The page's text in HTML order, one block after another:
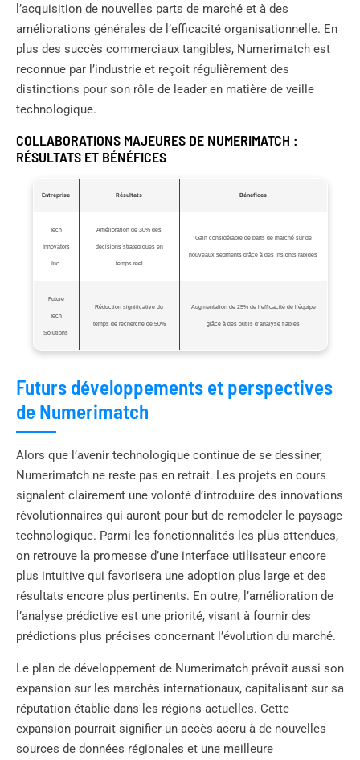
l’acquisition de nouvelles parts de marché et à des
améliorations générales de l’efficacité organisationnelle. En
plus des succès commerciaux tangibles, Numerimatch est
reconnue par l’industrie et reçoit régulièrement des
distinctions pour son rôle de leader en matière de veille
technologique.
COLLABORATIONS MAJEURES DE NUMERIMATCH :
RÉSULTATS ET BÉNÉFICES
Entreprise Résultats Bénéfices
Tech
Innovators
Inc.
Amélioration de 30% des
décisions stratégiques en
temps réel
Gain considérable de parts de marché sur de
nouveaux segments grâce à des insights rapides
Future
Tech
Solutions
Réduction significative du
temps de recherche de 50%
Augmentation de 25% de l’efficacité de l’équipe
grâce à des outils d’analyse fiables
Futurs développements et perspectives
de Numerimatch
Alors que l’avenir technologique continue de se dessiner,
Numerimatch ne reste pas en retrait. Les projets en cours
signalent clairement une volonté d’introduire des innovations
révolutionnaires qui auront pour but de remodeler le paysage
technologique. Parmi les fonctionnalités les plus attendues,
on retrouve la promesse d’une interface utilisateur encore
plus intuitive qui favorisera une adoption plus large et des
résultats encore plus pertinents. En outre, l’amélioration de
l’analyse prédictive est une priorité, visant à fournir des
prédictions plus précises concernant l’évolution du marché.
Le plan de développement de Numerimatch prévoit aussi son
expansion sur les marchés internationaux, capitalisant sur sa
réputation établie dans les régions actuelles. Cette
expansion pourrait signifier un accès accru à de nouvelles
sources de données régionales et une meilleure